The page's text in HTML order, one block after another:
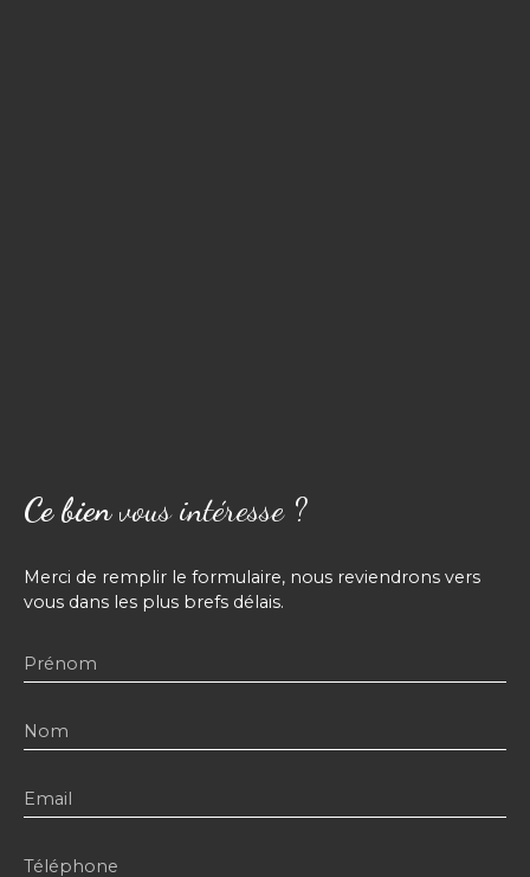
Ce bien vous intéresse ?
Merci de remplir le formulaire, nous reviendrons vers
vous dans les plus brefs délais.
Prénom
Nom
Email
Téléphone